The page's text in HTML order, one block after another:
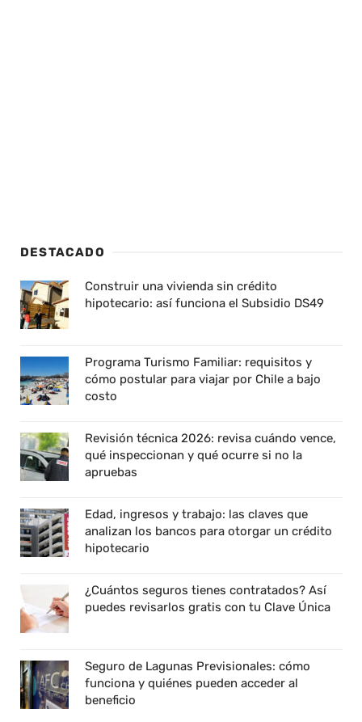
DESTACADO
Construir una vivienda sin crédito
hipotecario: así funciona el Subsidio DS49
Programa Turismo Familiar: requisitos y
cómo postular para viajar por Chile a bajo
costo
Revisión técnica 2026: revisa cuándo vence,
qué inspeccionan y qué ocurre si no la
apruebas
Edad, ingresos y trabajo: las claves que
analizan los bancos para otorgar un crédito
hipotecario
¿Cuántos seguros tienes contratados? Así
puedes revisarlos gratis con tu Clave Única
Seguro de Lagunas Previsionales: cómo
funciona y quiénes pueden acceder al
beneficio